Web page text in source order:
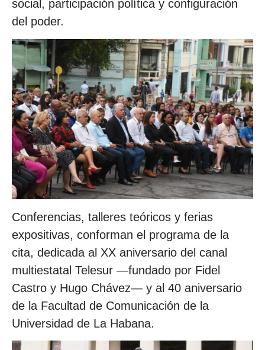
social, participación política y configuración
del poder.
Conferencias, talleres teóricos y ferias
expositivas, conforman el programa de la
cita, dedicada al XX aniversario del canal
multiestatal Telesur —fundado por Fidel
Castro y Hugo Chávez— y al 40 aniversario
de la Facultad de Comunicación de la
Universidad de La Habana.